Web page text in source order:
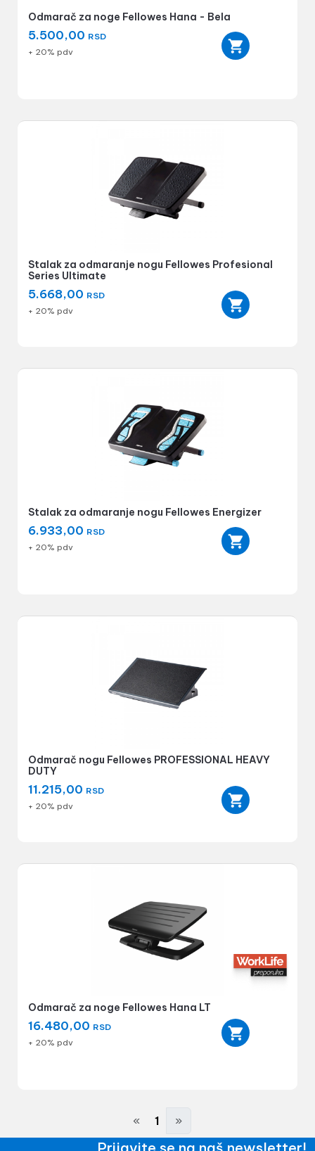
Odmarač za noge Fellowes Hana - Bela
5.500,00 RSD
+ 20% pdv
Stalak za odmaranje nogu Fellowes Profesional
Series Ultimate
5.668,00 RSD
+ 20% pdv
Stalak za odmaranje nogu Fellowes Energizer
6.933,00 RSD
+ 20% pdv
Odmarač nogu Fellowes PROFESSIONAL HEAVY
DUTY
11.215,00 RSD
+ 20% pdv
Odmarač za noge Fellowes Hana LT
16.480,00 RSD
+ 20% pdv
« 1 »